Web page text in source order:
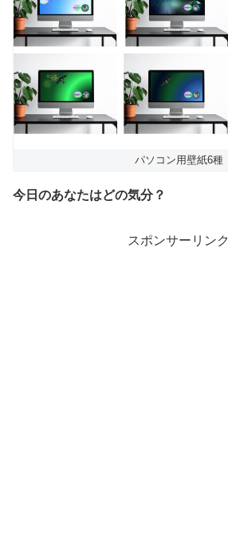
パソコン用壁紙6種
今日のあなたはどの気分？
スポンサーリンク